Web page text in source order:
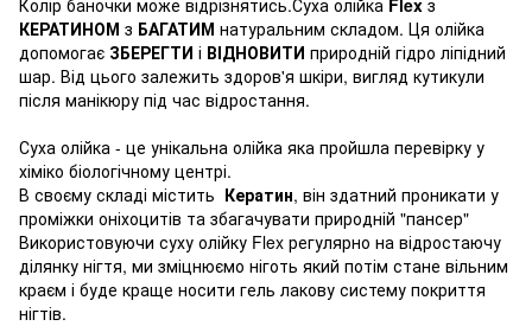
КЕРАТИНОМ з БАГАТИМ натуральним складом. Ця олійка
допомогає ЗБЕРЕГТИ і ВІДНОВИТИ природній гідро ліпідний
шар. Від цього залежить здоров'я шкіри, вигляд кутикули
після манікюру під час відростання.
Суха олійка - це унікальна олійка яка пройшла перевірку у
хіміко біологічному центрі.
В своєму складі містить Кератин, він здатний проникати у
проміжки оніхоцитів та збагачувати природній "пансер"
Використовуючи суху олійку Flex регулярно на відростаючу
ділянку нігтя, ми зміцнюємо ніготь який потім стане вільним
краєм і буде краще носити гель лакову систему покриття
нігтів.